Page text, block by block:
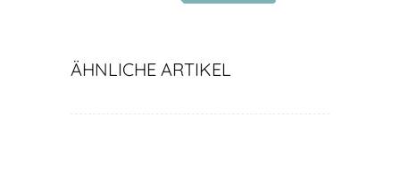
ÄHNLICHE ARTIKEL